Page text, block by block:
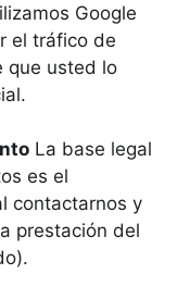
Google
el tráfico de
que usted lo
La base legal
es el
contactarnos y
prestación del